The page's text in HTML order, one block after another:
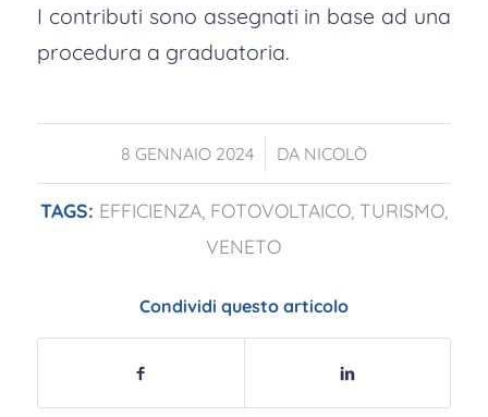
I contributi sono assegnati in base ad una
procedura a graduatoria.
8 GENNAIO 2024
/ DA NICOLÒ
TAGS: EFFICIENZA, FOTOVOLTAICO, TURISMO,
VENETO
Condividi questo articolo